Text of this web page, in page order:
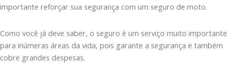
importante reforçar sua segurança com um seguro de moto.
Como você já deve saber, o seguro é um serviço muito importante
para inúmeras áreas da vida, pois garante a segurança e também
cobre grandes despesas.